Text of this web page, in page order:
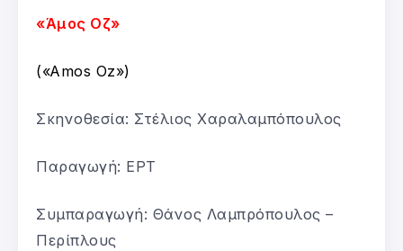
«Άμος Οζ»
(«Amos Oz»)
Σκηνοθεσία: Στέλιος Χαραλαμπόπουλος
Παραγωγή: ΕΡΤ
Συμπαραγωγή: Θάνος Λαμπρόπουλος –
Περίπλους